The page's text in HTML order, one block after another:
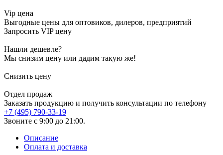
Vip цена
Выгодные цены для оптовиков, дилеров, предприятий
Запросить VIP цену
Нашли дешевле?
Мы снизим цену или дадим такую же!
Снизить цену
Отдел продаж
Заказать продукцию и получить консультации по телефону
+7 (495) 790-33-19
Звоните с 9:00 до 21:00.
Описание
Оплата и доставка